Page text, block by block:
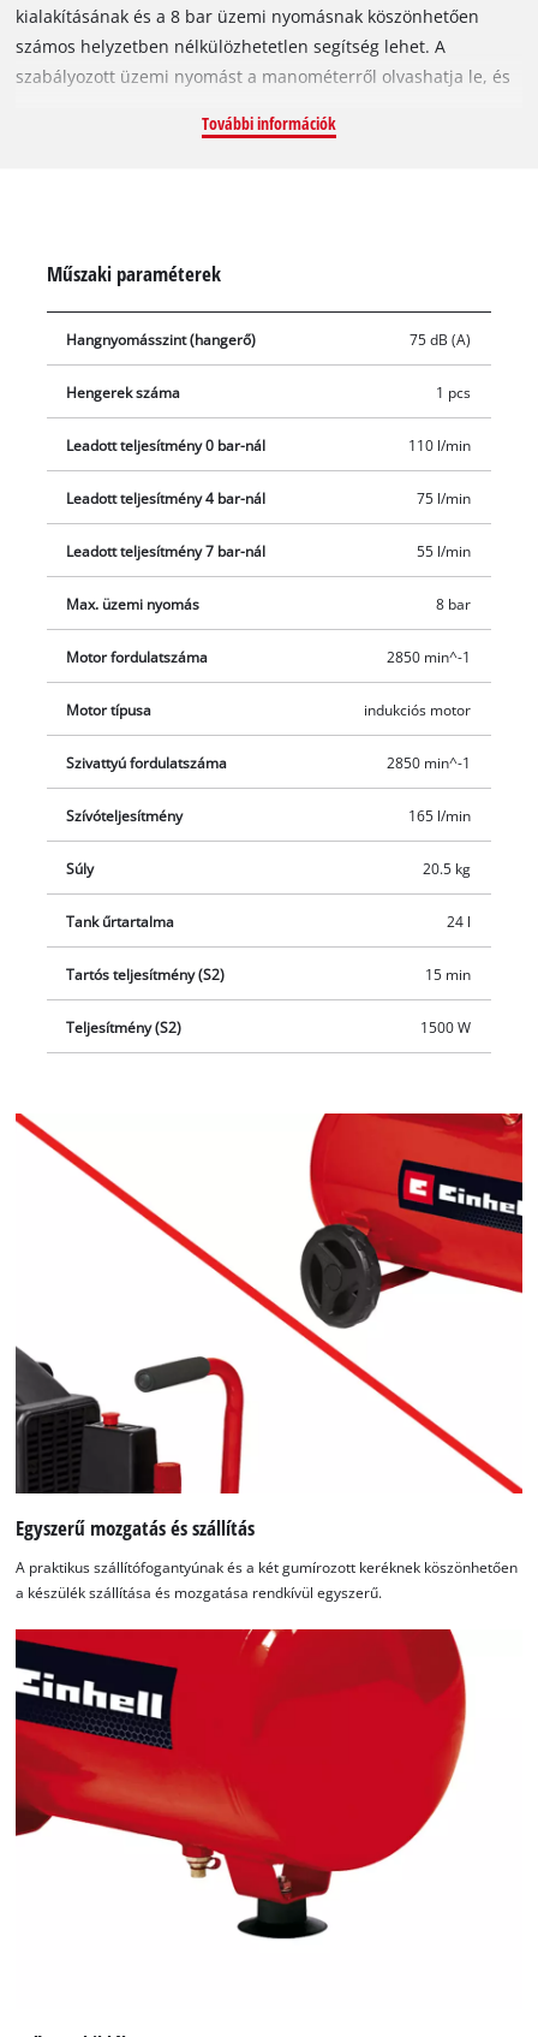
kialakításának és a 8 bar üzemi nyomásnak köszönhetően
számos helyzetben nélkülözhetetlen segítség lehet. A
szabályozott üzemi nyomást a manométerről olvashatja le, és
gyorscsatlakozónak köszönhetően a sűrítettlevegős-
maximális biztonságot szavatolnak. A kondenzátumot a
vízleeresztő csap segítségével engedheti le a tartályból,
egyszerűen, tisztán, kényelmesen. A rezgéscsillapított lábak
egyszerű és kényelmes mozgatást a két gumírozott kerék és a
fogantyú teszik lehetővé. A tartós és erős tartályra 10 év
rozsdásodás elleni garanciát vállalunk.
További információk
Műszaki paraméterek
Hangnyomásszint (hangerő) 75 dB (A)
Hengerek száma 1 pcs
Leadott teljesítmény 0 bar-nál 110 l/min
Leadott teljesítmény 4 bar-nál 75 l/min
Leadott teljesítmény 7 bar-nál 55 l/min
Max. üzemi nyomás 8 bar
Motor fordulatszáma 2850 min^-1
Motor típusa indukciós motor
Szivattyú fordulatszáma 2850 min^-1
Szívóteljesítmény 165 l/min
Súly 20.5 kg
Tank űrtartalma 24 l
Tartós teljesítmény (S2) 15 min
Teljesítmény (S2) 1500 W
Egyszerű mozgatás és szállítás
A praktikus szállítófogantyúnak és a két gumírozott keréknek köszönhetően
a készülék szállítása és mozgatása rendkívül egyszerű.